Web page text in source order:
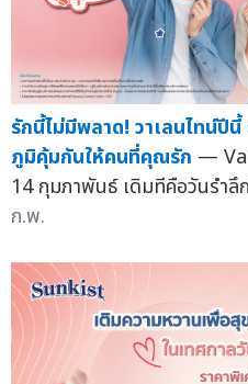
รักนี้ไม่มีพลาด! วาเลนไทน์ปี
ภูมิคุ้มกันให้คนที่คุณรัก —
14 กุมภาพันธ์ เดิมทีคือวันรำลึ
ก.พ.